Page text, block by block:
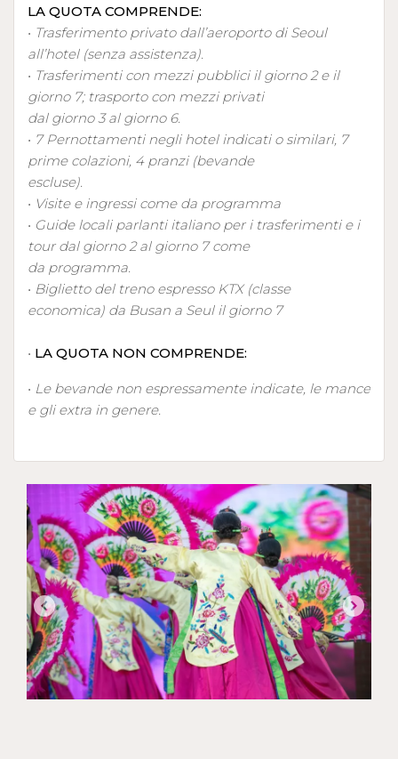
LA QUOTA COMPRENDE:
• Trasferimento privato dall’aeroporto di Seoul
all’hotel (senza assistenza).
• Trasferimenti con mezzi pubblici il giorno 2 e il
giorno 7; trasporto con mezzi privati
dal giorno 3 al giorno 6.
• 7 Pernottamenti negli hotel indicati o similari, 7
prime colazioni, 4 pranzi (bevande
escluse).
• Visite e ingressi come da programma
• Guide locali parlanti italiano per i trasferimenti e i
tour dal giorno 2 al giorno 7 come
da programma.
• Biglietto del treno espresso KTX (classe
economica) da Busan a Seul il giorno 7
• LA QUOTA NON COMPRENDE:
• Le bevande non espressamente indicate, le mance
e gli extra in genere.